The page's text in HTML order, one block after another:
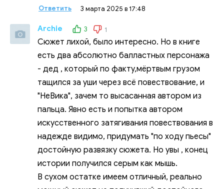
Ответить 3 марта 2025 в 17:48
Archie 3 1
Сюжет лихой, было интересно. Но в книге
есть два абсолютно балластных персонажа
- дед , который по факту,мёртвым грузом
тащился за уши через всё повествование, и
"НеВика", зачем то высасанная автором из
пальца. Явно есть и попытка автором
искусственного затягивания повествования в
надежде видимо, придумать "по ходу пьесы"
достойную развязку сюжета. Но увы , конец
истории получился серым как мышь.
В сухом остатке имеем отличный, реально